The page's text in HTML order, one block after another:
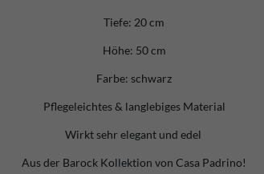
Tiefe: 20 cm
Höhe: 50 cm
Farbe: schwarz
Pflegeleichtes & langlebiges Material
Wirkt sehr elegant und edel
Aus der Barock Kollektion von Casa Padrino!